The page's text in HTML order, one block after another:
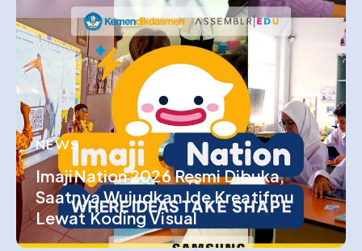
NEWS
ImajiNation 2026 Resmi Dibuka,
Saatnya Wujudkan Ide Kreatifmu
Lewat Koding Visual